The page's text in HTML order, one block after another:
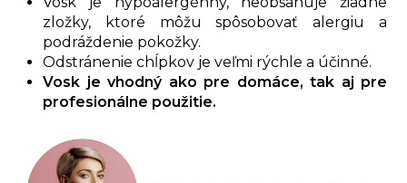
zložky, ktoré môžu spôsobovať alergiu a
podráždenie pokožky.
Odstránenie chĺpkov je veľmi rýchle a účinné.
Vosk je vhodný ako pre domáce, tak aj pre
profesionálne použitie.